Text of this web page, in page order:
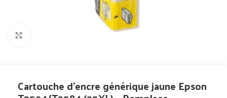
Cartouche d’encre générique jaune Epson